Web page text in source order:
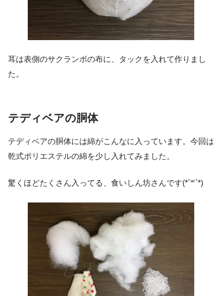
耳は表側のサクランボの布に、タックを入れて作りまし
た。
テディベアの胴体
テディベアの胴体には綿がこんなに入っています。今回は
乾式ポリエステルの綿を少し入れてみました。
驚くほどたくさん入ってる、食いしん坊さんです(*´꒳`*)